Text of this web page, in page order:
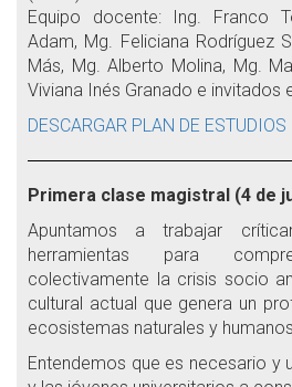
Equipo docente: Ing. Franco
Adam, Mg. Feliciana Rodríguez
Más, Mg. Alberto Molina, Mg.
Viviana Inés Granado e invitados
DESCARGAR PLAN DE ESTUDIOS
Primera clase magistral (4 de
Apuntamos a trabajar
herramientas para
colectivamente la crisis socio
cultural actual que genera un
ecosistemas naturales y
Entendemos que es necesario y